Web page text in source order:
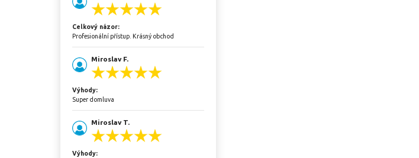
Celkový názor:
Profesionální přístup. Krásný obchod
Miroslav F.
Výhody:
Super domluva
Miroslav T.
Výhody: